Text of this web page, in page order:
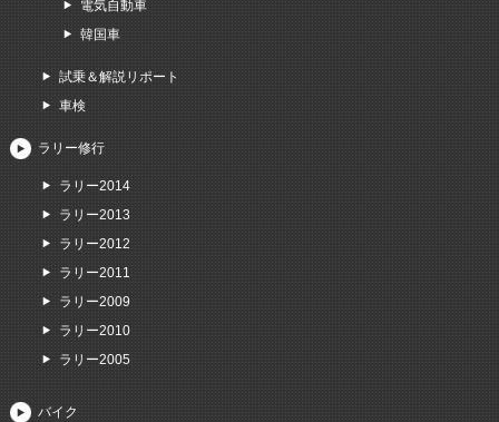
電気自動車
韓国車
試乗＆解説リポート
車検
ラリー修行
ラリー2014
ラリー2013
ラリー2012
ラリー2011
ラリー2009
ラリー2010
ラリー2005
バイク